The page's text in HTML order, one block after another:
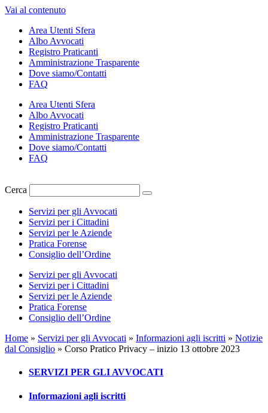
Vai al contenuto
Area Utenti Sfera
Albo Avvocati
Registro Praticanti
Amministrazione Trasparente
Dove siamo/Contatti
FAQ
Area Utenti Sfera
Albo Avvocati
Registro Praticanti
Amministrazione Trasparente
Dove siamo/Contatti
FAQ
Cerca
Servizi per gli Avvocati
Servizi per i Cittadini
Servizi per le Aziende
Pratica Forense
Consiglio dell’Ordine
Servizi per gli Avvocati
Servizi per i Cittadini
Servizi per le Aziende
Pratica Forense
Consiglio dell’Ordine
Home » Servizi per gli Avvocati » Informazioni agli iscritti » Notizie
dal Consiglio » Corso Pratico Privacy – inizio 13 ottobre 2023
SERVIZI PER GLI AVVOCATI
Informazioni agli iscritti